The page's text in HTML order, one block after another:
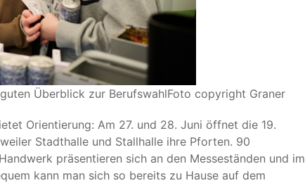
Überblick zur BerufswahlFoto copyright Graner
Orientierung: Am 27. und 28. Juni öffnet die 19.
Stadthalle und Stallhalle ihre Pforten. 90
präsentieren sich an den Messeständen und im
kann man sich so bereits zu Hause auf dem